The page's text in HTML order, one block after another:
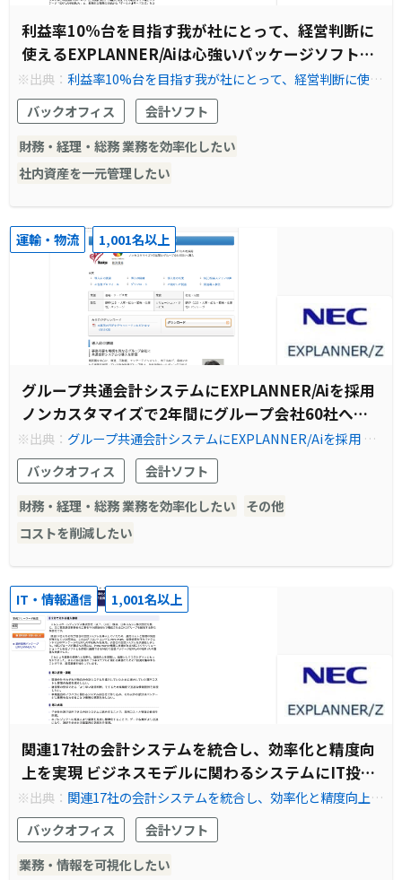
利益率10%台を目指す我が社にとって、経営判断に
使えるEXPLANNER/Aiは心強いパッケージソフトで
す。
※出典：利益率10%台を目指す我が社にとって、経営判断に使え
るEXPLANNER/Aiは心強いパッケージソフトです。
バックオフィス
会計ソフト
財務・経理・総務 業務を効率化したい
社内資産を一元管理したい
運輸・物流 1,001名以上
グループ共通会計システムにEXPLANNER/Aiを採用
ノンカスタマイズで2年間にグループ会社60社へ導
入
※出典： グループ共通会計システムにEXPLANNER/Aiを採用 ノ
ンカスタマイズで2年間にグループ会社60社へ導入
バックオフィス
会計ソフト
財務・経理・総務 業務を効率化したい
その他
コストを削減したい
IT・情報通信 1,001名以上
関連17社の会計システムを統合し、効率化と精度向
上を実現 ビジネスモデルに関わるシステムにIT投資
を集中し経営基盤を強化しています
※出典： 関連17社の会計システムを統合し、効率化と精度向上を
実現 ビジネスモデルに関わるシステムにIT投資を集中し経営基
盤を強化しています
バックオフィス
会計ソフト
業務・情報を可視化したい